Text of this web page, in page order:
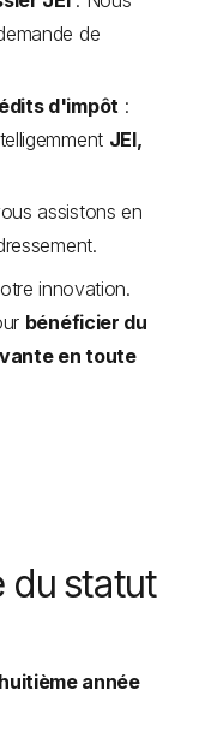
de
d'impôt :
JEI,
assistons en
innovation.
bénéficier du
en toute
du statut
huitième année